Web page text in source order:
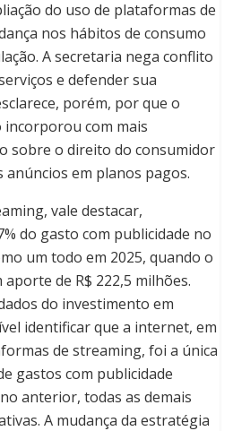
do uso de plataformas de
nos hábitos de consumo
A secretaria nega conflito
e defender sua
porém, por que o
com mais
sobre o direito do consumidor
anúncios em planos pagos.
vale destacar,
do gasto com publicidade no
um todo em 2025, quando o
de R$ 222,5 milhões.
do investimento em
identificar que a internet, em
de streaming, foi a única
gastos com publicidade
anterior, todas as demais
A mudança da estratégia